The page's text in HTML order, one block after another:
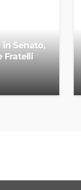
Senato,
Fratelli